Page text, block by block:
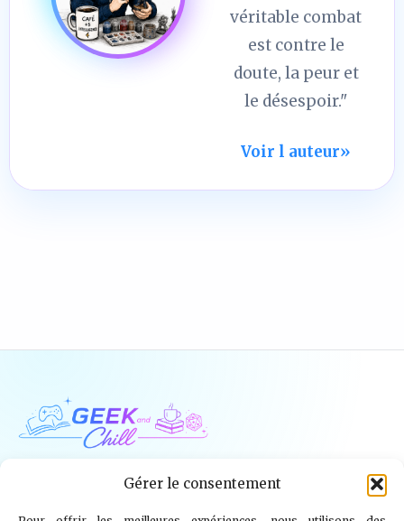
Gérer le consentement
véritable combat
est contre le
doute, la peur et
le désespoir."
Voir l auteur»